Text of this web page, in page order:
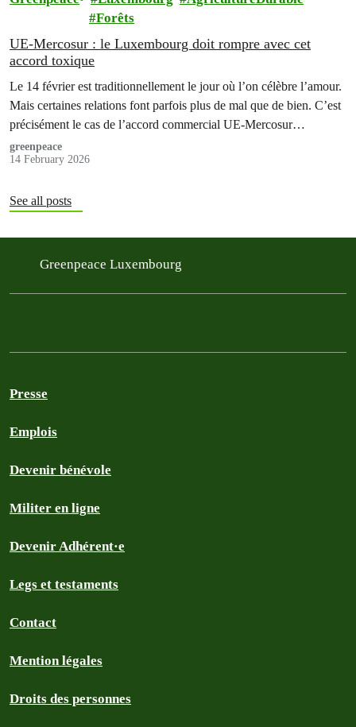
Forêts
UE-Mercosur : le Luxembourg doit rompre avec cet
accord toxique
Le 14 février est traditionnellement le jour où l’on célèbre l’amour.
Mais certaines relations font parfois plus de mal que de bien. C’est
précisément le cas de l’accord commercial UE-Mercosur…
greenpeace
14 February 2026
See all posts
Greenpeace Luxembourg
Presse
Emplois
Devenir bénévole
Militer en ligne
Devenir Adhérent·e
Legs et testaments
Contact
Mention légales
Droits des personnes